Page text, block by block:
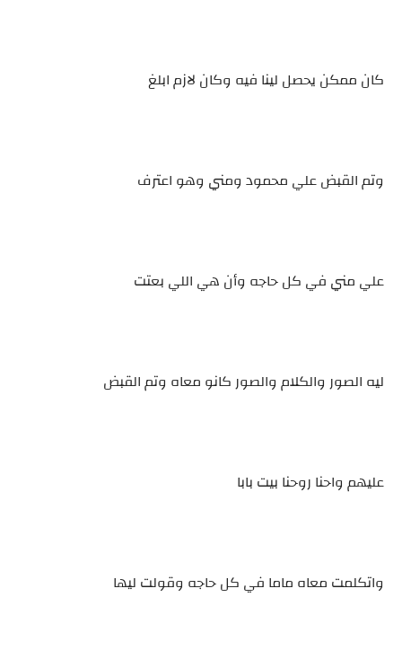
كان ممكن يحصل لينا فيه وكان لازم ابلغ
وتم القبض علي محمود ومني وهو اعترف
علي مني في كل حاجه وأن هي اللي بعتت
ليه الصور والكلام والصور كانو معاه وتم القبض
عليهم واحنا روحنا بيت بابا
واتكلمت معاه ماما في كل حاجه وقولت ليها